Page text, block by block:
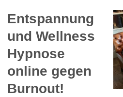
Entspannung
und Wellness
Hypnose
online gegen
Burnout!